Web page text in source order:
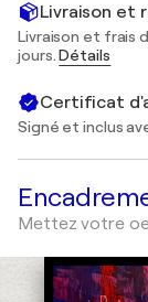
Livraison et
Livraison et frais
jours.Détails
Certificat
Signé et inclus
Mettez votre